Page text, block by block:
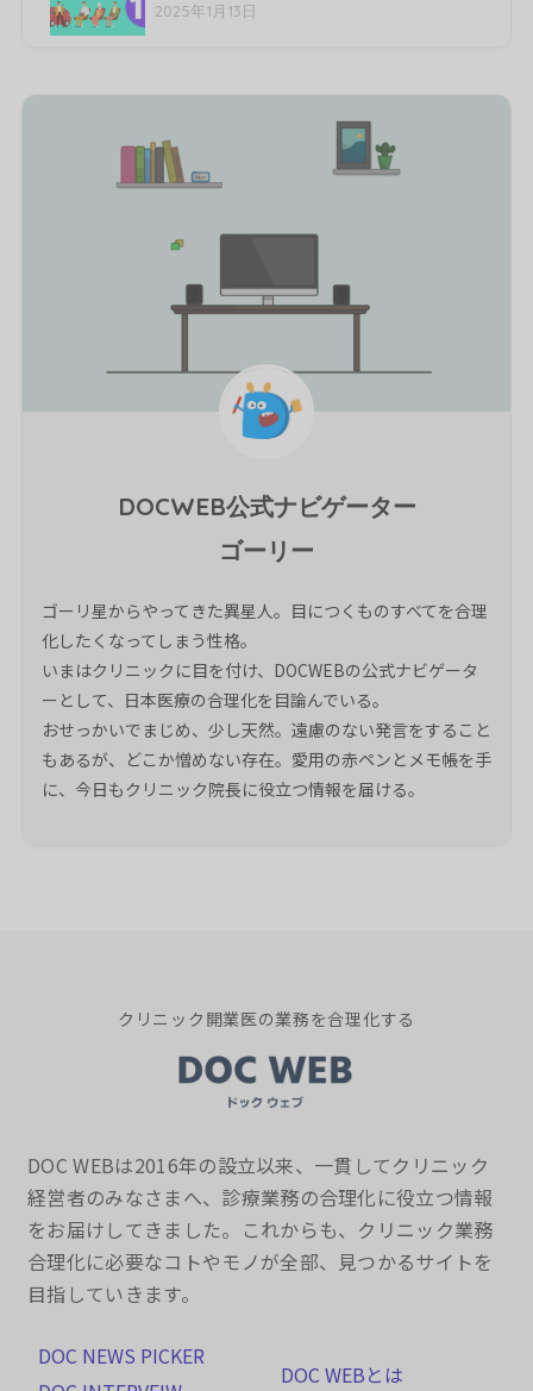
2025年1月13日
DOCWEB公式ナビゲーター
ゴーリー
ゴーリ星からやってきた異星人。目につくものすべてを合理
化したくなってしまう性格。
いまはクリニックに目を付け、DOCWEBの公式ナビゲータ
ーとして、日本医療の合理化を目論んでいる。
おせっかいでまじめ、少し天然。遠慮のない発言をすること
もあるが、どこか憎めない存在。愛用の赤ペンとメモ帳を手
に、今日もクリニック院長に役立つ情報を届ける。
クリニック開業医の業務を合理化する
DOC WEBは2016年の設立以来、一貫してクリニック
経営者のみなさまへ、診療業務の合理化に役立つ情報
をお届けしてきました。これからも、クリニック業務
合理化に必要なコトやモノが全部、見つかるサイトを
目指していきます。
DOC NEWS PICKER
DOC WEBとは